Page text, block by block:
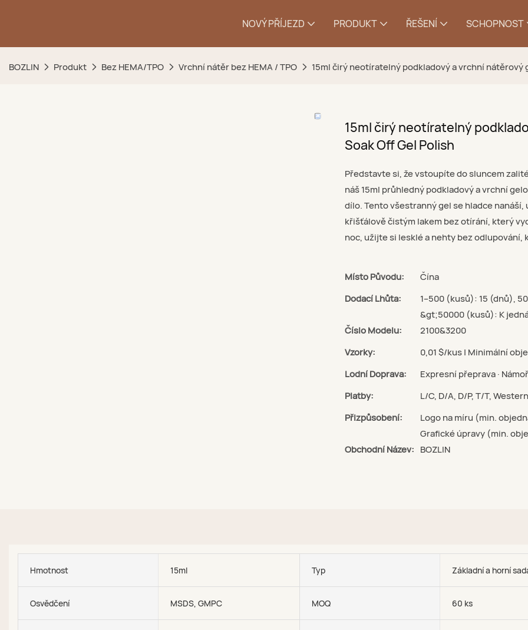
NOVÝ PŘÍJEZD PRODUKT ŘEŠENÍ SCHOPNOST
BOZLIN Produkt Bez HEMA/TPO Vrchní nátěr bez HEMA / TPO 15ml čirý neotíratelný podkladový a vrchní nátěrový
15ml čirý neotíratelný
Soak Off Gel Polish
Představte si, že vstoupíte do sluncem
náš 15ml průhledný podkladový a vrchní
dílo. Tento všestranný gel se hladce
křišťálově čistým lakem bez otírání, který
noc, užijte si lesklé a nehty bez
Místo Původu:
Čína
Dodací Lhůta:
1–500 (kusů): 15 (dnů),
&gt;50000 (kusů): K
Číslo Modelu:
2100&3200
Vzorky:
0,01 $/kus | Minimální
Lodní Doprava:
Expresní přeprava ·
Platby:
L/C, D/A, D/P, T/T,
Přizpůsobení:
Logo na míru (min.
Grafické úpravy (min.
Obchodní Název: BOZLIN
Hmotnost 15ml Typ Základní a horní
Osvědčení MSDS, GMPC MOQ 60 ks